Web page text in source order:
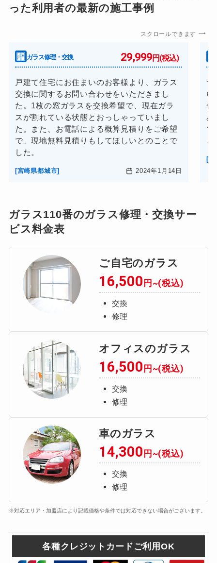
った利用者の最新の施工事例
スクロールできます
ガラス修理・交換 29,999円(税込)
戸建て住宅にお住まいのお客様より、ガラス
交換に関するお問い合わせをいただきまし
た。1枚の窓ガラスを交換希望で、現在ガラ
スが割れている状態とおっしゃっていまし
た。また、お電話による概算見積りをご希望
で、現地無料見積りもしてほしいとのことで
した。
[宮崎県都城市] 2024年1月14日
サ
い
合
み
で
と
[
ガラス110番のガラス修理・交換サー
ビス料金表
ご自宅のガラス
16,500 円~(税込)
交換
修理
オフィスのガラス
16,500円~(税込)
交換
修理
車のガラス
14,300円~(税込)
交換
修理
※対応エリア・加盟店により記載価格や条件では対応できない場合がございます。
各種クレジットカードご利用OK